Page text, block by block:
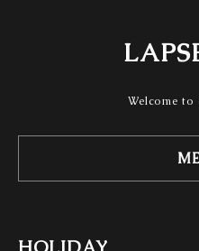
Welcome to